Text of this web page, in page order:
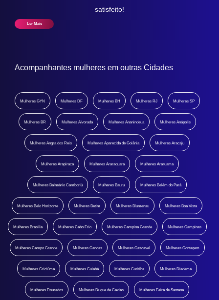
satisfeito!
Ler Mais
Acompanhantes mulheres em outras Cidades
Mulheres GYN Mulheres DF Mulheres BH Mulheres RJ Mulheres SP
Mulheres BR Mulheres Alvorada Mulheres Ananindeua Mulheres Anápolis
Mulheres Angra dos Reis Mulheres Aparecida de Goiânia Mulheres Aracaju
Mulheres Arapiraca Mulheres Araraquara Mulheres Araruama
Mulheres Balneário Camboriú Mulheres Bauru Mulheres Belém do Pará
Mulheres Belo Horizonte Mulheres Betim Mulheres Blumenau Mulheres Boa Vista
Mulheres Brasilia Mulheres Cabo Frio Mulheres Campina Grande Mulheres Campinas
Mulheres Campo Grande Mulheres Canoas Mulheres Cascavel Mulheres Contagem
Mulheres Criciúma Mulheres Cuiabá Mulheres Curitiba Mulheres Diadema
Mulheres Dourados Mulheres Duque de Caxias Mulheres Feira de Santana